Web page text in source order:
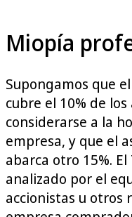
Miopía
Supongamos que
cubre el 10% de
considerarse a la
empresa, y que el
abarca otro 15%.
analizado por el
accionistas u otros